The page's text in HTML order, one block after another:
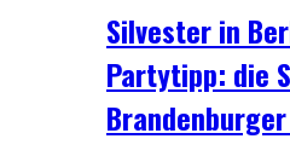
Silvester in
Partytipp: die